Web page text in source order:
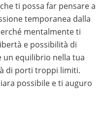
ti possa far pensare a
temporanea dalla
mentalmente ti
e possibilità di
un equilibrio nella tua
di porti troppi limiti.
possibile e ti auguro